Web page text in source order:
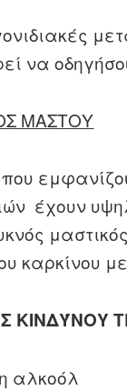
να
ΜΑΣΤΟΥ
έχουν
καρκίνου
ΚΙΝΔΎΝΟΥ
αλκοόλ